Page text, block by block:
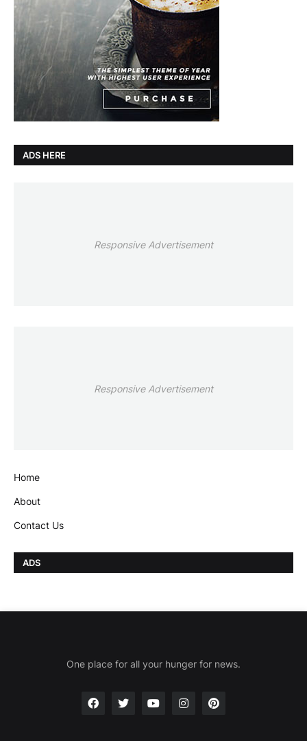
ADS HERE
Responsive Advertisement
Responsive Advertisement
Home
About
Contact Us
ADS
One place for all your hunger for news.